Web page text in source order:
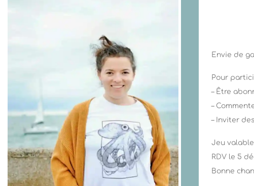
Envie de
Pour
– Être
–
– Inviter
Jeu
RDV le 5
Bonne